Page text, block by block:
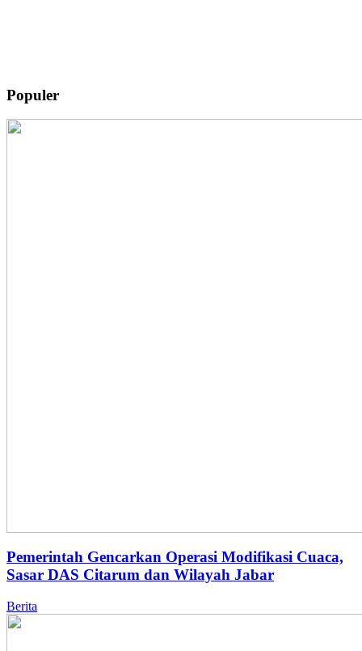
Populer
Pemerintah Gencarkan Operasi Modifikasi Cuaca,
Sasar DAS Citarum dan Wilayah Jabar
Berita